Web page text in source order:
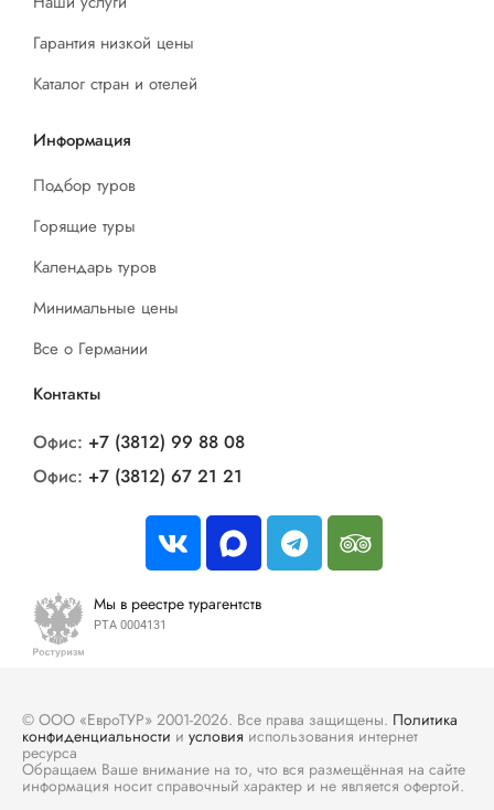
Гарантия низкой цены
Каталог стран и отелей
Информация
Подбор туров
Горящие туры
Календарь туров
Минимальные цены
Все о Германии
Контакты
Офис: +7 (3812) 99 88 08
Офис: +7 (3812) 67 21 21
Мы в реестре турагентств
РТА 0004131
© ООО «ЕвроТУР» 2001-2026. Все права защищены. Политика
конфиденциальности и условия использования интернет
ресурса
Обращаем Ваше внимание на то, что вся размещённая на сайте
информация носит справочный характер и не является офертой.